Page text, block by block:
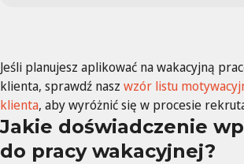
Jeśli planujesz aplikować na wakacyjną
klienta, sprawdź nasz wzór listu
klienta, aby wyróżnić się w procesie
Jakie doświadczenie
do pracy wakacyjnej?